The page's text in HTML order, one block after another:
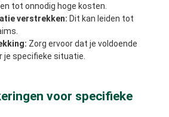
tot onnodig hoge kosten.
verstrekken: Dit kan leiden tot
Zorg ervoor dat je voldoende
je specifieke situatie.
voor specifieke